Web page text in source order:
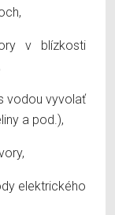
v blízkosti
vodou vyvolať
a pod.),
elektrického